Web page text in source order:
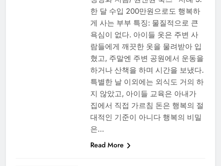
한 달 수입 200만원으로도 행복하
게 사는 부부 특징: 물질적으로 큰
욕심이 없다. 아이들 옷은 주변 사
람들에게 깨끗한 옷을 물려받아 입
혔고, 주말엔 주변 공원에서 운동을
하거나 산책을 하며 시간을 보냈다.
특별한 날 이외에는 외식도 거의 하
지 않았고, 아이들 교육은 아내가
집에서 직접 가르침 돈은 행복의 절
대적인 기준이 아니다 행복의 비밀
은…
Read More